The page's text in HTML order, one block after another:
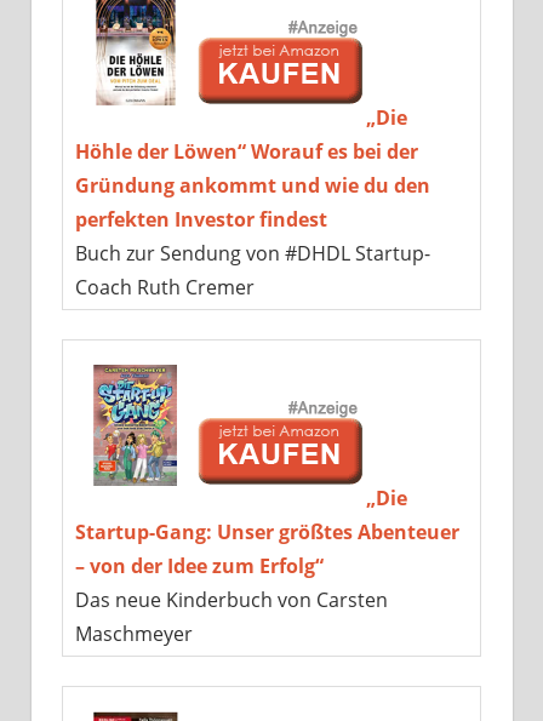
„Die
Höhle der Löwen“ Worauf es bei der
Gründung ankommt und wie du den
perfekten Investor findest
Buch zur Sendung von #DHDL Startup-
Coach Ruth Cremer
„Die
Startup-Gang: Unser größtes Abenteuer
– von der Idee zum Erfolg“
Das neue Kinderbuch von Carsten
Maschmeyer